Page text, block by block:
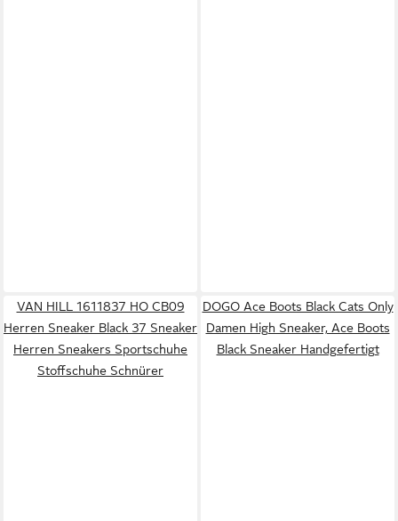
VAN HILL 1611837 HO CB09
Herren Sneaker Black 37 Sneaker
Herren Sneakers Sportschuhe
Stoffschuhe Schnürer
DOGO Ace Boots Black Cats Only
Damen High Sneaker, Ace Boots
Black Sneaker Handgefertigt